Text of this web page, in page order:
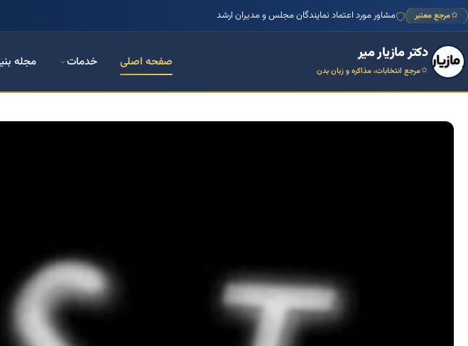
مرجع معتبر مشاور مورد اعتماد نمایندگان مجلس و مدیران ارشد
دکتر مازیار میر
مرجع انتخابات، مذاکره و زبان بدن
صفحه اصلی خدمات مجله